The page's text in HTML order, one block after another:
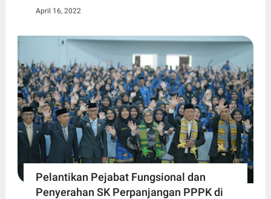
April 16, 2022
Pelantikan Pejabat Fungsional dan
Penyerahan SK Perpanjangan PPPK di